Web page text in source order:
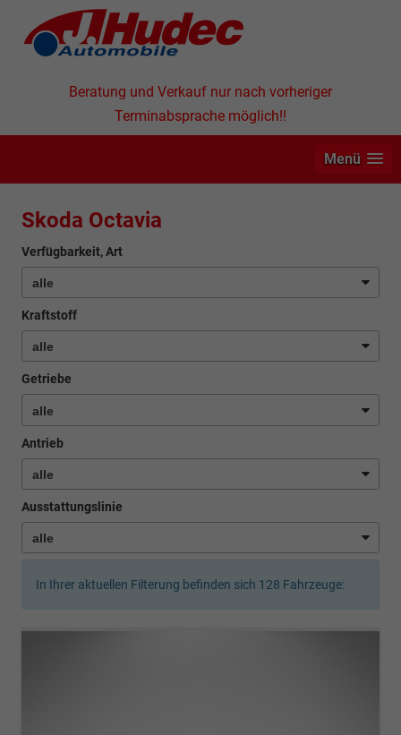
Beratung und Verkauf nur nach vorheriger
Terminabsprache möglich!!
Menü
Skoda Octavia
Verfügbarkeit, Art
Kraftstoff
Getriebe
Antrieb
Ausstattungslinie
In Ihrer aktuellen Filterung befinden sich 128 Fahrzeuge: